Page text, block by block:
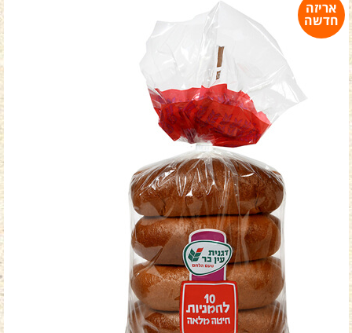
אריזה
חדשה